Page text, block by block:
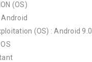
(OS)
(OS) : Android 9.0